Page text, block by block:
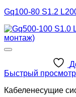
Gq100-80 S1.2
Быстрый просмотр
Кабеленесущие